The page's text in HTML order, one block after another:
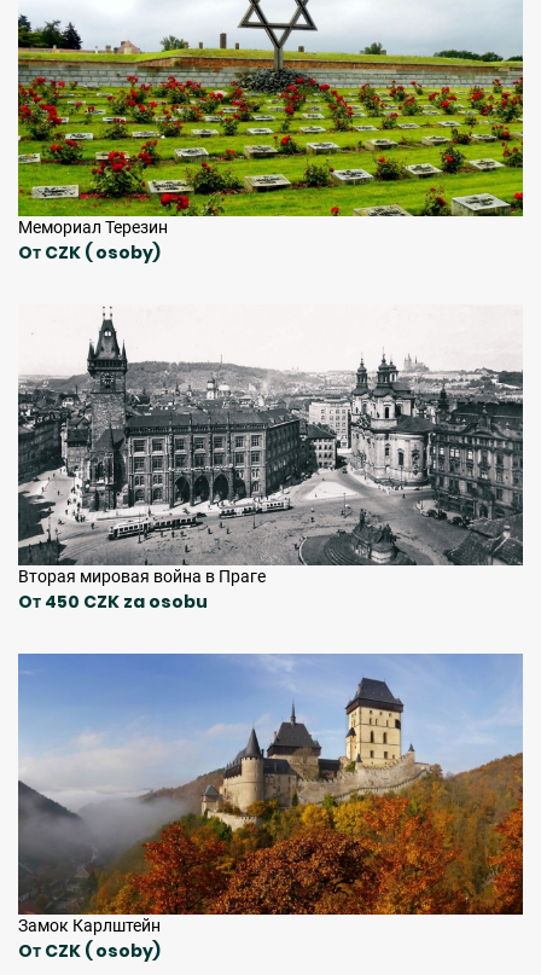
Мемориал Терезин
Oт CZK ( osoby)
Вторая мировая война в Праге
Oт 450 CZK za osobu
Замок Карлштейн
Oт CZK ( osoby)